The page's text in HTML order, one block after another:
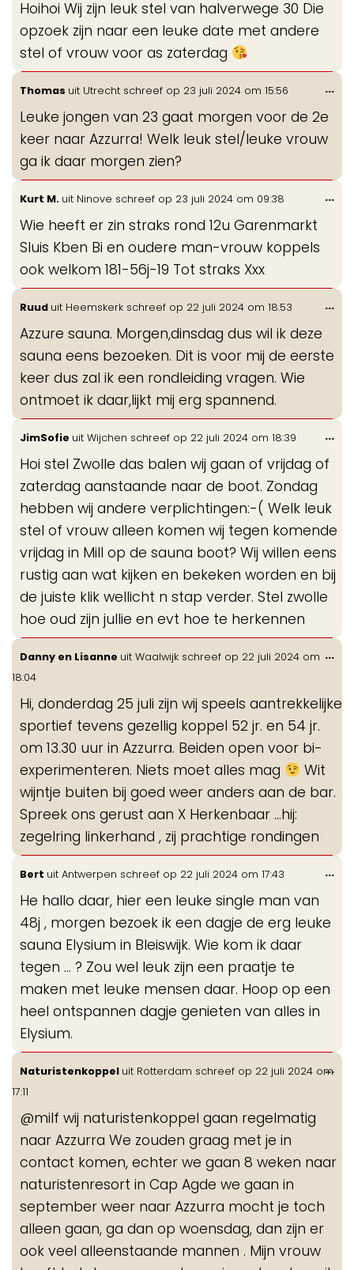
Hoihoi Wij zijn leuk stel van halverwege 30 Die
opzoek zijn naar een leuke date met andere
stel of vrouw voor as zaterdag
Thomas uit Utrecht schreef op 23 juli 2024 om 15:56
Leuke jongen van 23 gaat morgen voor de 2e
keer naar Azzurra! Welk leuk stel/leuke vrouw
ga ik daar morgen zien?
...
Kurt M. uit Ninove schreef op 23 juli 2024 om 09:38
Wie heeft er zin straks rond 12u Garenmarkt
Sluis Kben Bi en oudere man-vrouw koppels
ook welkom 181-56j-19 Tot straks Xxx
...
Ruud uit Heemskerk schreef op 22 juli 2024 om 18:53
Azzure sauna. Morgen,dinsdag dus wil ik deze
sauna eens bezoeken. Dit is voor mij de eerste
keer dus zal ik een rondleiding vragen. Wie
ontmoet ik daar,lijkt mij erg spannend.
...
JimSofie uit Wijchen schreef op 22 juli 2024 om 18:39
Hoi stel Zwolle das balen wij gaan of vrijdag of
zaterdag aanstaande naar de boot. Zondag
hebben wij andere verplichtingen:-( Welk leuk
stel of vrouw alleen komen wij tegen komende
vrijdag in Mill op de sauna boot? Wij willen eens
rustig aan wat kijken en bekeken worden en bij
de juiste klik wellicht n stap verder. Stel zwolle
hoe oud zijn jullie en evt hoe te herkennen
...
Danny en Lisanne uit Waalwijk schreef op 22 juli 2024 om
18:04
Hi, donderdag 25 juli zijn wij speels aantrekkelijke
sportief tevens gezellig koppel 52 jr. en 54 jr.
om 13.30 uur in Azzurra. Beiden open voor bi-
experimenteren. Niets moet alles mag
Wit
wijntje buiten bij goed weer anders aan de bar.
Spreek ons gerust aan X Herkenbaar …hij:
zegelring linkerhand , zij prachtige rondingen
...
Bert uit Antwerpen schreef op 22 juli 2024 om 17:43
He hallo daar, hier een leuke single man van
48j , morgen bezoek ik een dagje de erg leuke
sauna Elysium in Bleiswijk. Wie kom ik daar
tegen ... ? Zou wel leuk zijn een praatje te
maken met leuke mensen daar. Hoop op een
heel ontspannen dagje genieten van alles in
Elysium.
...
Naturistenkoppel uit Rotterdam schreef op 22 juli 2024 om
17:11
@milf wij naturistenkoppel gaan regelmatig
naar Azzurra We zouden graag met je in
contact komen, echter we gaan 8 weken naar
naturistenresort in Cap Agde we gaan in
september weer naar Azzurra mocht je toch
alleen gaan, ga dan op woensdag, dan zijn er
ook veel alleenstaande mannen . Mijn vrouw
...